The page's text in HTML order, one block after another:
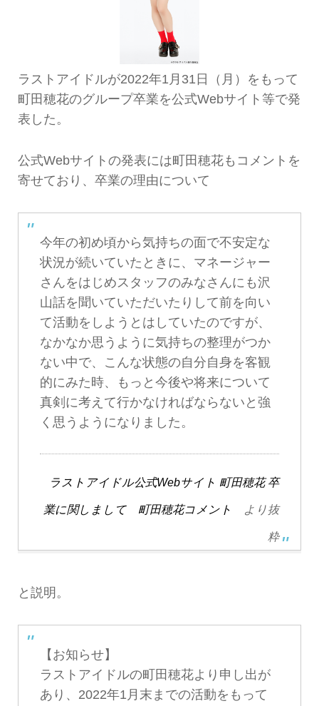
ラストアイドルが2022年1月31日（月）をもって
町田穂花のグループ卒業を公式Webサイト等で発
表した。
公式Webサイトの発表には町田穂花もコメントを
寄せており、卒業の理由について
今年の初め頃から気持ちの面で不安定な
状況が続いていたときに、マネージャー
さんをはじめスタッフのみなさんにも沢
山話を聞いていただいたりして前を向い
て活動をしようとはしていたのですが、
なかなか思うように気持ちの整理がつか
ない中で、こんな状態の自分自身を客観
的にみた時、もっと今後や将来について
真剣に考えて行かなければならないと強
く思うようになりました。
ラストアイドル公式Webサイト 町田穂花 卒
業に関しまして 町田穂花コメント より抜
粋
と説明。
【お知らせ】
ラストアイドルの町田穂花より申し出が
あり、2022年1月末までの活動をもって